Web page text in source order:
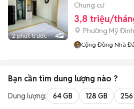
2 phút trước 4
Chung cư
3,8 triệu/
Phường Mỹ Đình
Cộng Đồng Nhà
Bạn cần tìm dung lượng nào ?
Dung lượng: 64 GB 128 GB 256